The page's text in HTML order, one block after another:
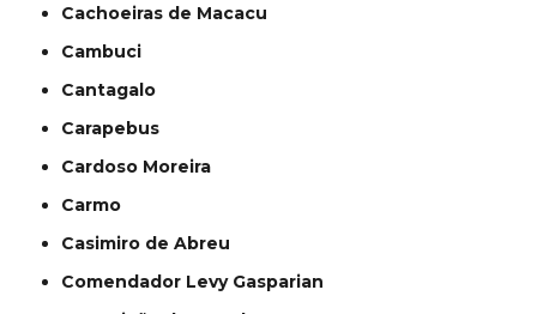
Cachoeiras de Macacu
Cambuci
Cantagalo
Carapebus
Cardoso Moreira
Carmo
Casimiro de Abreu
Comendador Levy Gasparian